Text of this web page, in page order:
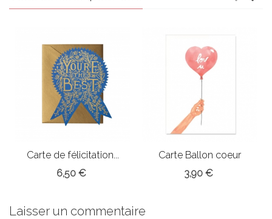
Carte de félicitation...
6,50 €
Carte Ballon coeur
3,90 €
Laisser un commentaire